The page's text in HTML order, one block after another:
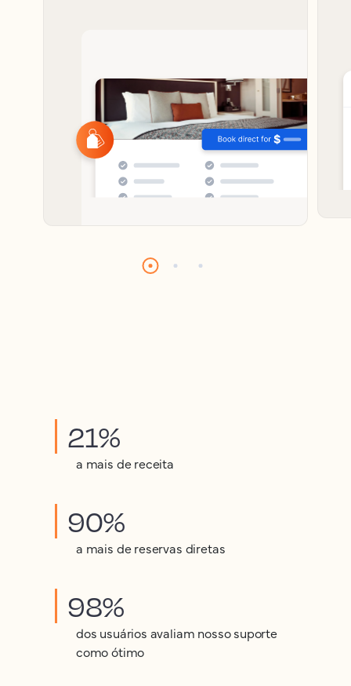
21%
a mais de receita
90%
a mais de reservas diretas
98%
dos usuários avaliam nosso suporte
como ótimo